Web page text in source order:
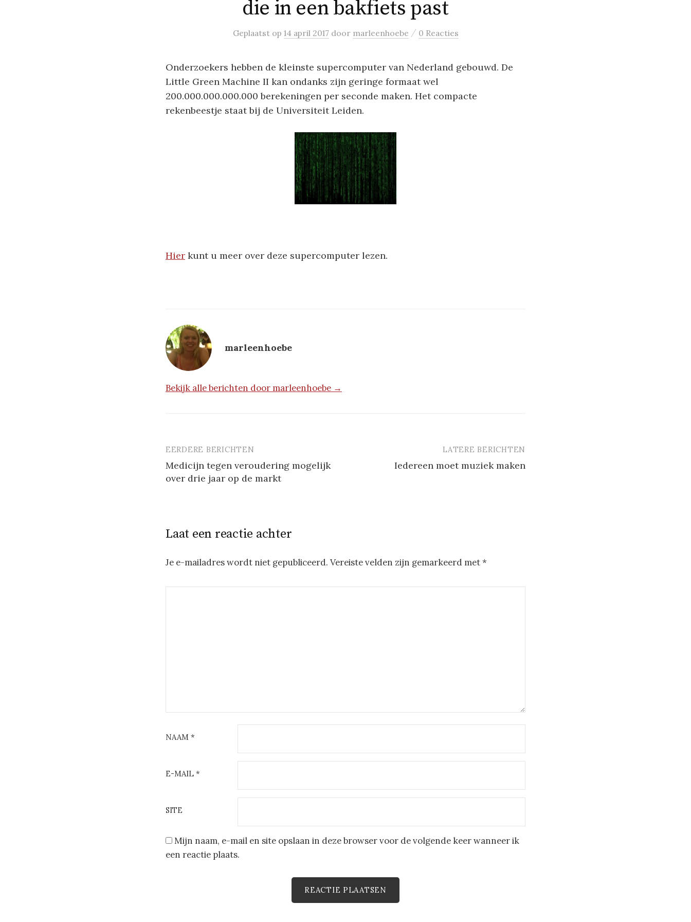
die in een bakfiets past
Geplaatst op 14 april 2017 door marleenhoebe / 0 Reacties
Onderzoekers hebben de kleinste supercomputer van Nederland gebouwd. De
Little Green Machine II kan ondanks zijn geringe formaat wel
200.000.000.000.000 berekeningen per seconde maken. Het compacte
rekenbeestje staat bij de Universiteit Leiden.
Hier kunt u meer over deze supercomputer lezen.
marleenhoebe
Bekijk alle berichten door marleenhoebe →
Berichtnavigatie
EERDERE BERICHTEN
Medicijn tegen veroudering mogelijk
over drie jaar op de markt
LATERE BERICHTEN
Iedereen moet muziek maken
Laat een reactie achter
Je e-mailadres wordt niet gepubliceerd. Vereiste velden zijn gemarkeerd met*
NAAM *
E-MAIL *
SITE
Mijn naam, e-mail en site opslaan in deze browser voor de volgende keer wanneer ik
een reactie plaats.